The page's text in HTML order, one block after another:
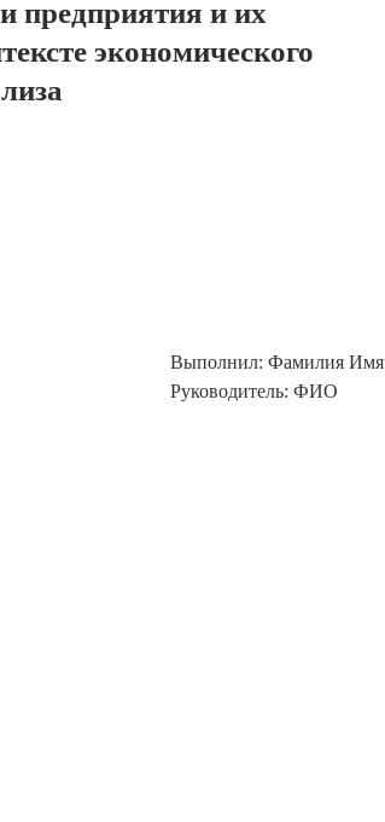
предприятия и их
экономического
Выполнил: Фамилия Имя
Руководитель: ФИО